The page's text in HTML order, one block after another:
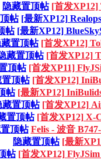
隐藏置顶帖 [首发XP12]
帖 [最新XP12]
帖 [最新XP12]
藏置顶帖 [首发XP12]
藏置顶帖 [首发XP12]
顶帖 [首发XP11]
置顶帖 [首发XP12]
帖 [最新XP12]
藏置顶帖 [首发XP12]
置顶帖 [首发XP12] X-
顶帖 Felis - 波音
隐藏置顶帖 [最新
帖 [首发XP12]